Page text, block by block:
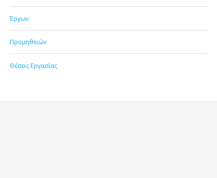
Έργων
Προμηθειών
Θέσεις Εργασίας